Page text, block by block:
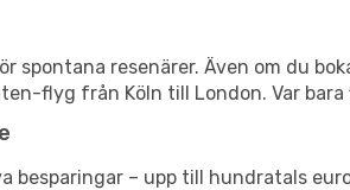
spontana resenärer. Även om du
flyg från Köln till London. Var
besparingar – upp till hundratals